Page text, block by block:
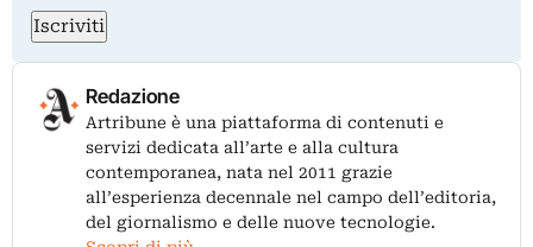
Iscriviti
Redazione
Artribune è una piattaforma di contenuti e
servizi dedicata all’arte e alla cultura
contemporanea, nata nel 2011 grazie
all’esperienza decennale nel campo dell’editoria,
del giornalismo e delle nuove tecnologie.